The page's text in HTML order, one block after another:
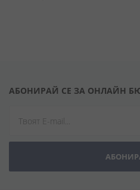
АБОНИРАЙ СЕ ЗА ОНЛАЙН